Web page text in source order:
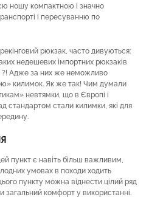
ношу компактною і значно
і пересуванню по
рюкзак, часто дивуються:
недешевих імпортних рюкзаків
?! Адже за них же неможливо
килимок. Як же так! Чим думали
невтямки, що в Європі і
стандартом стали килимки, які для
пункт є навіть більш важливим,
умовах в походи ходить
пункту можна віднести цілий ряд
загальний комфорт у використанні.